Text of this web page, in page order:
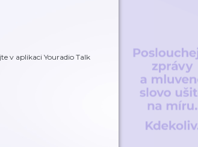
v aplikaci Youradio Talk